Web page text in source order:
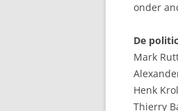
onder
De
Mark
Henk
Thierry